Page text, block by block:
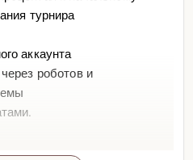
турнира
аккаунта
роботов и